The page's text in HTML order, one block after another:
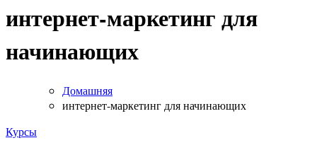
интернет-маркетинг для
начинающих
Домашняя
интернет-маркетинг для начинающих
Курсы